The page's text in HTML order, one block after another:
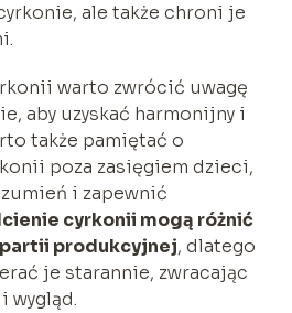
ale także chroni je
warto zwrócić uwagę
aby uzyskać harmonijny i
także pamiętać o
poza zasięgiem dzieci,
i zapewnić
cyrkonii mogą różnić
produkcyjnej, dlatego
je starannie, zwracając
wygląd.